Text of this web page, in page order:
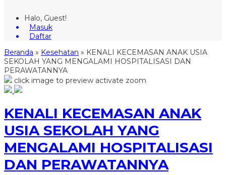
Halo, Guest!
Masuk
Daftar
Beranda » Kesehatan » KENALI KECEMASAN ANAK USIA
SEKOLAH YANG MENGALAMI HOSPITALISASI DAN
PERAWATANNYA
click image to preview activate zoom
KENALI KECEMASAN ANAK
USIA SEKOLAH YANG
MENGALAMI HOSPITALISASI
DAN PERAWATANNYA